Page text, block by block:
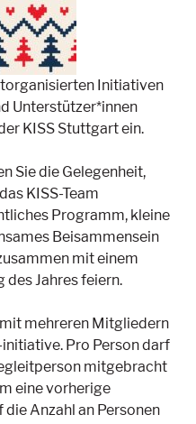
Initiativen
Unterstützer*innen
KISS Stuttgart ein.
Sie die Gelegenheit,
KISS-Team
Programm, kleine
Beisammensein
mit einem
Jahres feiern.
mehreren Mitgliedern
Pro Person darf
mitgebracht
eine vorherige
Anzahl an Personen